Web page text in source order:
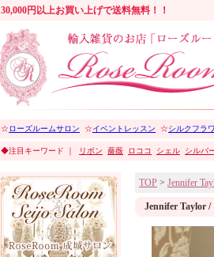
30,000円以上お買い上げで送料無料！！
☆ローズルームサロン ☆イベントレッスン ☆シルクフラ
◆注目キーワード ｜ リボン 薔薇 ロココ シェル シルバ
TOP > Jennifer
Jennifer Taylor